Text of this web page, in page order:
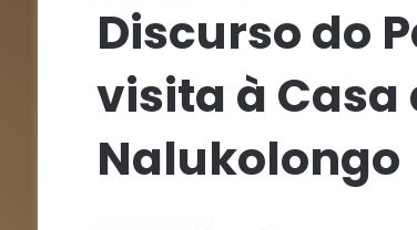
Discurso do
visita à Casa
Nalukolongo